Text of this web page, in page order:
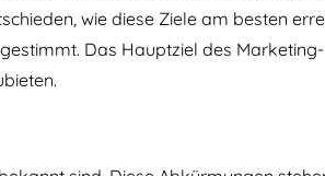
wie diese Ziele am besten
Das Hauptziel des Marketing-